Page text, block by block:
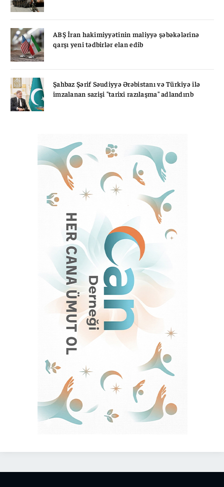
ABŞ İran hakimiyyətinin maliyyə şəbəkələrinə
qarşı yeni tədbirlər elan edib
Şahbaz Şərif Səudiyyə Ərəbistanı və Türkiyə ilə
imzalanan sazişi "tarixi razılaşma" adlandırıb